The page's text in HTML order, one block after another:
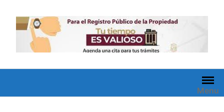
contenido
Menu